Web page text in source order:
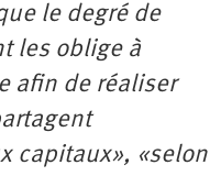
le degré de
les oblige à
afin de réaliser
capitaux», «selon